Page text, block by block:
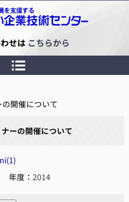
ーせは こちらから
開催について
ーの開催について
年度：2014